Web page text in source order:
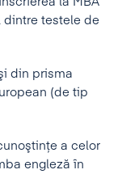
dintre testele de
din prisma
(de tip
a celor
engleză în